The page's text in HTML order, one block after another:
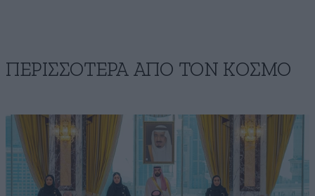
ΠΕΡΙΣΣΟΤΕΡΑ ΑΠΟ ΤΟΝ ΚΟΣΜΟ